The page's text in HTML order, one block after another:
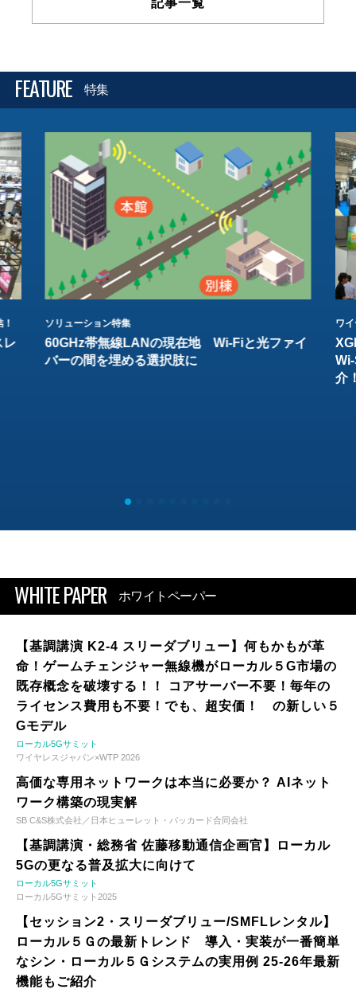
記事一覧
FEATURE 特集
レ
ソリューション特集
60GHz帯無線LANの現在地 Wi-Fiと光ファイ
バーの間を埋める選択肢に
ワ
介
WHITE PAPER ホワイトペーパー
【基調講演 K2-4 スリーダブリュー】何もかもが革
命！ゲームチェンジャー無線機がローカル５G市場の
既存概念を破壊する！！ コアサーバー不要！毎年の
ライセンス費用も不要！でも、超安価！ の新しい５
Gモデル
ローカル5Gサミット
ワイヤレスジャパン×WTP 2026
高価な専用ネットワークは本当に必要か？ AIネット
ワーク構築の現実解
SB C&S株式会社／日本ヒューレット・パッカード合同会社
【基調講演・総務省 佐藤移動通信企画官】ローカル
5Gの更なる普及拡大に向けて
ローカル5Gサミット
ローカル5Gサミット2025
【セッション2・スリーダブリュー/SMFLレンタル】
ローカル５Ｇの最新トレンド 導入・実装が一番簡単
なシン・ローカル５Ｇシステムの実用例 25-26年最新
機能もご紹介